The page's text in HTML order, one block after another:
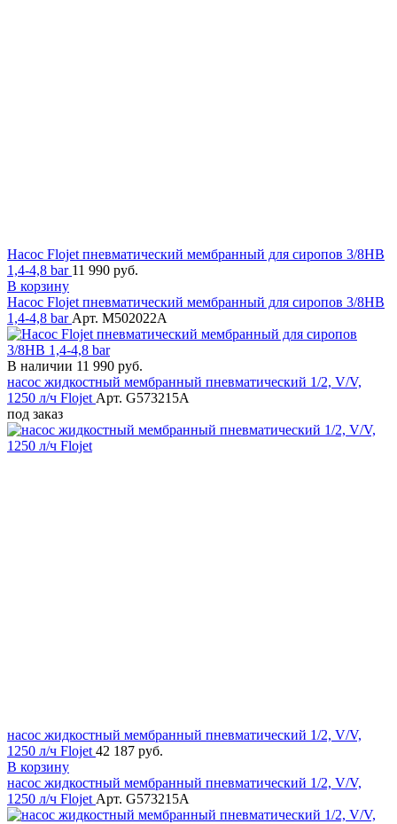
Насос Flojet пневматический мембранный для сиропов 3/8HB
1,4-4,8 bar 11 990 руб.
В корзину
Насос Flojet пневматический мембранный для сиропов 3/8HB
1,4-4,8 bar Арт. M502022A
В наличии 11 990 руб.
насос жидкостный мембранный пневматический 1/2, V/V,
1250 л/ч Flojet Арт. G573215A
под заказ
насос жидкостный мембранный пневматический 1/2, V/V,
1250 л/ч Flojet 42 187 руб.
В корзину
насос жидкостный мембранный пневматический 1/2, V/V,
1250 л/ч Flojet Арт. G573215A